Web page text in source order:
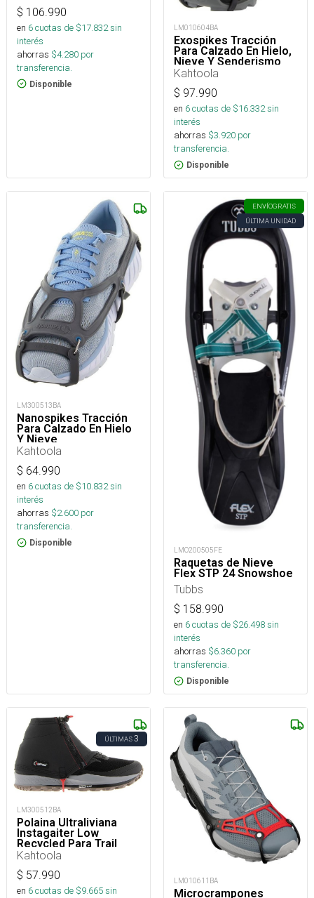
$ 106.990
en 6cuotas de $17.832sin
interés
ahorras $4.280 por
transferencia.
Disponible
LM010604BA
Exospikes Tracción
Para Calzado En Hielo,
Nieve Y Senderismo
Kahtoola
$ 97.990
en 6cuotas de $16.332sin
interés
ahorras $3.920 por
transferencia.
Disponible
LM300513BA
Nanospikes Tracción
Para Calzado En Hielo
Y Nieve
Kahtoola
$ 64.990
en 6cuotas de $10.832sin
interés
ahorras $2.600 por
transferencia.
Disponible
ENVÍOGRATIS
ÚLTIMA UNIDAD
LMO200505FE
Raquetas de Nieve
Flex STP 24 Snowshoe
Tubbs
$ 158.990
en 6cuotas de $26.498sin
interés
ahorras $6.360 por
transferencia.
Disponible
ÚLTIMAS3
LM300512BA
Polaina Ultraliviana
Instagaiter Low
Recycled Para Trail
Running y Senderismo
Kahtoola
$ 57.990
en 6cuotas de $9.665sin
LM010611BA
Microcrampones